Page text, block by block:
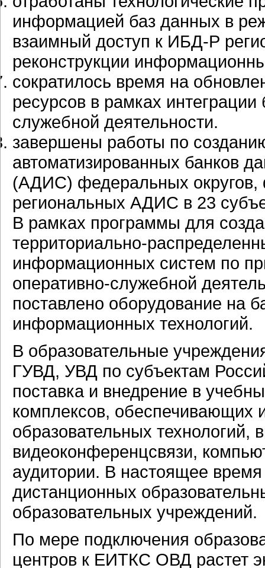
информацией баз данных в
взаимный доступ к ИБД-Р
реконструкции
сократилось время на
ресурсов в рамках
служебной деятельности.
завершены работы по
автоматизированных банков
(АДИС) федеральных
региональных АДИС в 23
В рамках программы для
территориально-
информационных систем по
оперативно-служебной
поставлено оборудование на
информационных технологий.
В образовательные
ГУВД, УВД по субъектам
поставка и внедрение в
комплексов, обеспечивающих
образовательных технологий,
видеоконференцсвязи,
аудитории. В настоящее
дистанционных
образовательных учреждений.
По мере подключения
центров к ЕИТКС ОВД растет